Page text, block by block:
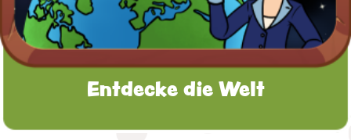
Entdecke die Welt